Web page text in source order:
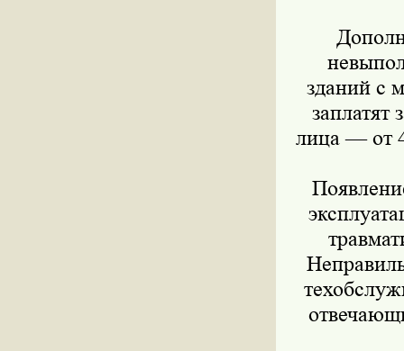
зданий с
лица — от